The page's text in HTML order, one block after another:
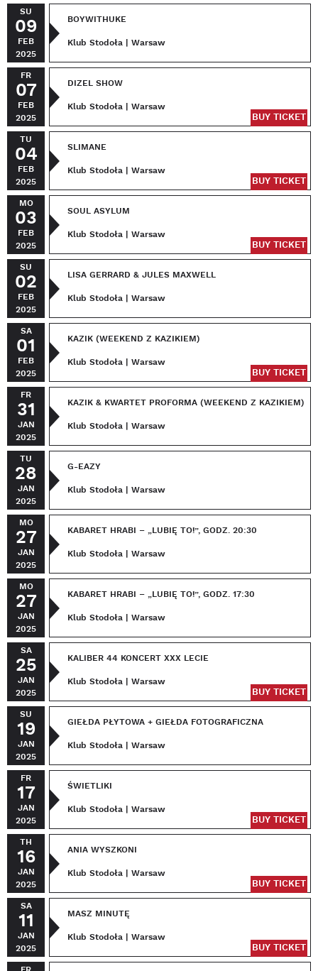
SU
09
FEB
2025
BOYWITHUKE
Klub Stodoła | Warsaw
FR
07
FEB
2025
DIZEL SHOW
Klub Stodoła | Warsaw
BUY TICKET
TU
04
FEB
2025
SLIMANE
Klub Stodoła | Warsaw
BUY TICKET
MO
03
FEB
2025
SOUL ASYLUM
Klub Stodoła | Warsaw
BUY TICKET
SU
02
FEB
2025
LISA GERRARD & JULES MAXWELL
Klub Stodoła | Warsaw
SA
01
FEB
2025
KAZIK (WEEKEND Z KAZIKIEM)
Klub Stodoła | Warsaw
BUY TICKET
FR
31
JAN
2025
KAZIK & KWARTET PROFORMA (WEEKEND Z KAZIKIEM)
Klub Stodoła | Warsaw
TU
28
JAN
2025
G-EAZY
Klub Stodoła | Warsaw
MO
27
JAN
2025
KABARET HRABI – „LUBIĘ TO!”, GODZ. 20:30
Klub Stodoła | Warsaw
MO
27
JAN
2025
KABARET HRABI – „LUBIĘ TO!”, GODZ. 17:30
Klub Stodoła | Warsaw
SA
25
JAN
2025
KALIBER 44 KONCERT XXX LECIE
Klub Stodoła | Warsaw
BUY TICKET
SU
19
JAN
2025
GIEŁDA PŁYTOWA + GIEŁDA FOTOGRAFICZNA
Klub Stodoła | Warsaw
FR
17
JAN
2025
ŚWIETLIKI
Klub Stodoła | Warsaw
BUY TICKET
TH
16
JAN
2025
ANIA WYSZKONI
Klub Stodoła | Warsaw
BUY TICKET
SA
11
JAN
2025
MASZ MINUTĘ
Klub Stodoła | Warsaw
BUY TICKET